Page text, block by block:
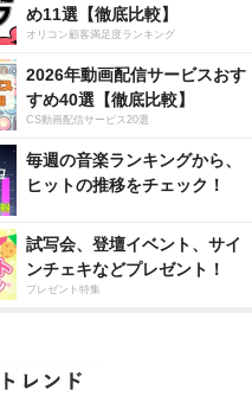
め11選【徹底比較】
オリコン顧客満足度ランキング
2026年動画配信サービスおす
すめ40選【徹底比較】
CS動画配信サービス20選
毎週の音楽ランキングから、
ヒットの推移をチェック！
試写会、登壇イベント、サイ
ンチェキなどプレゼント！
プレゼント特集